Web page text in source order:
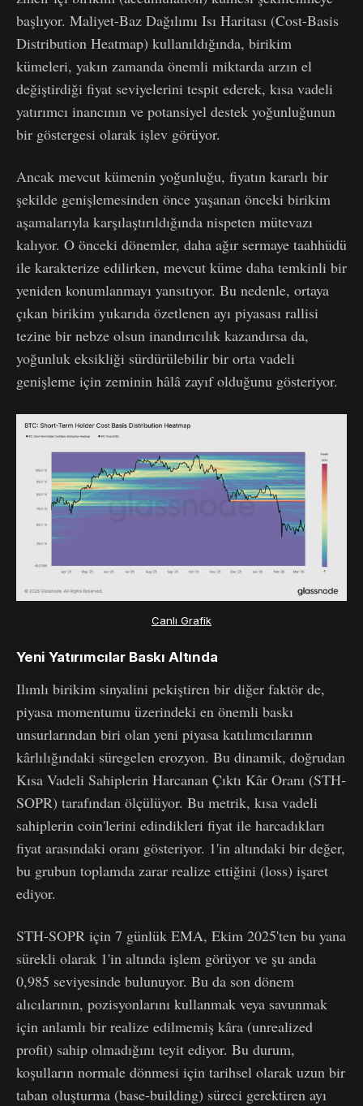
başlıyor. Maliyet-Baz Dağılımı Isı Haritası (Cost-Basis
Distribution Heatmap) kullanıldığında, birikim
kümeleri, yakın zamanda önemli miktarda arzın el
değiştirdiği fiyat seviyelerini tespit ederek, kısa vadeli
yatırımcı inancının ve potansiyel destek yoğunluğunun
bir göstergesi olarak işlev görüyor.
Ancak mevcut kümenin yoğunluğu, fiyatın kararlı bir
şekilde genişlemesinden önce yaşanan önceki birikim
aşamalarıyla karşılaştırıldığında nispeten mütevazı
kalıyor. O önceki dönemler, daha ağır sermaye taahhüdü
ile karakterize edilirken, mevcut küme daha temkinli bir
yeniden konumlanmayı yansıtıyor. Bu nedenle, ortaya
çıkan birikim yukarıda özetlenen ayı piyasası rallisi
tezine bir nebze olsun inandırıcılık kazandırsa da,
yoğunluk eksikliği sürdürülebilir bir orta vadeli
genişleme için zeminin hâlâ zayıf olduğunu gösteriyor.
Canlı Grafik
Yeni Yatırımcılar Baskı Altında
Ilımlı birikim sinyalini pekiştiren bir diğer faktör de,
piyasa momentumu üzerindeki en önemli baskı
unsurlarından biri olan yeni piyasa katılımcılarının
kârlılığındaki süregelen erozyon. Bu dinamik, doğrudan
Kısa Vadeli Sahiplerin Harcanan Çıktı Kâr Oranı (STH-
SOPR) tarafından ölçülüyor. Bu metrik, kısa vadeli
sahiplerin coin'lerini edindikleri fiyat ile harcadıkları
fiyat arasındaki oranı gösteriyor. 1'in altındaki bir değer,
bu grubun toplamda zarar realize ettiğini (loss) işaret
ediyor.
STH-SOPR için 7 günlük EMA, Ekim 2025'ten bu yana
sürekli olarak 1'in altında işlem görüyor ve şu anda
0,985 seviyesinde bulunuyor. Bu da son dönem
alıcılarının, pozisyonlarını kullanmak veya savunmak
için anlamlı bir realize edilmemiş kâra (unrealized
profit) sahip olmadığını teyit ediyor. Bu durum,
koşulların normale dönmesi için tarihsel olarak uzun bir
taban oluşturma (base-building) süreci gerektiren ayı